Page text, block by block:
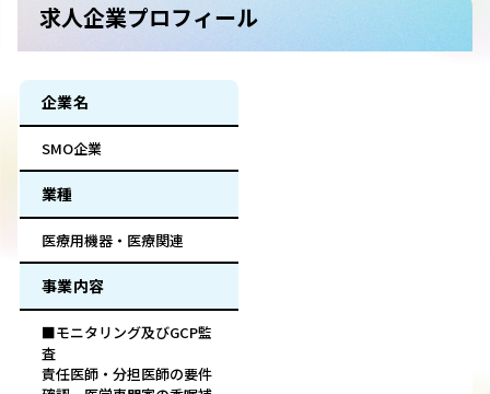
求人企業プロフィール
企業名
SMO企業
業種
医療用機器・医療関連
事業内容
■モニタリング及びGCP監
査
責任医師・分担医師の要件